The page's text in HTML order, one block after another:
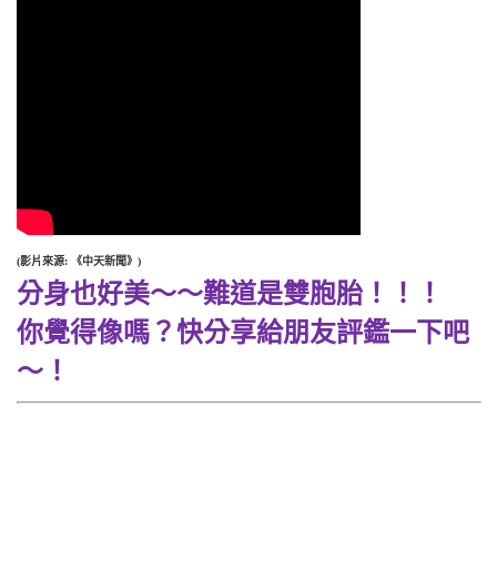
(影片來源: 《中天新聞》)
分身也好美～～難道是雙胞胎！！！
你覺得像嗎？快分享給朋友評鑑一下吧
～！